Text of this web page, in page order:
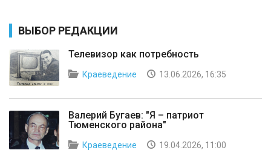
ВЫБОР РЕДАКЦИИ
Телевизор как потребность
Краеведение 13.06.2026, 16:35
Валерий Бугаев: "Я – патриот
Тюменского района"
Краеведение 19.04.2026, 11:00